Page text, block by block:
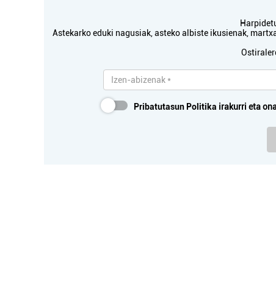
Astekarko eduki nagusiak, asteko albiste ikusienak,
Pribatutasun Politika irakurri eta